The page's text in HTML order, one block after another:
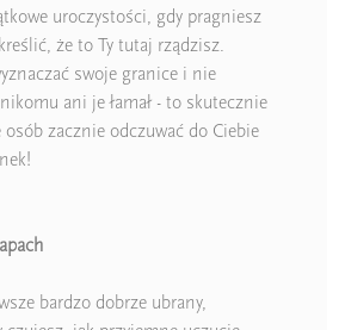
uroczystości, gdy pragniesz
że to Ty tutaj rządzisz.
swoje granice i nie
ani je łamał - to skutecznie
osób zacznie odczuwać do Ciebie
bardzo dobrze ubrany,